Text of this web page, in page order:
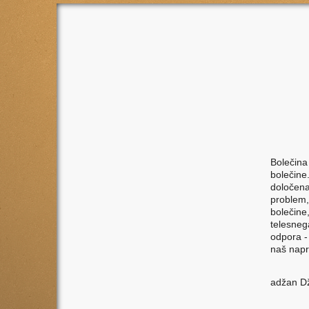
odpora
naš
adžan